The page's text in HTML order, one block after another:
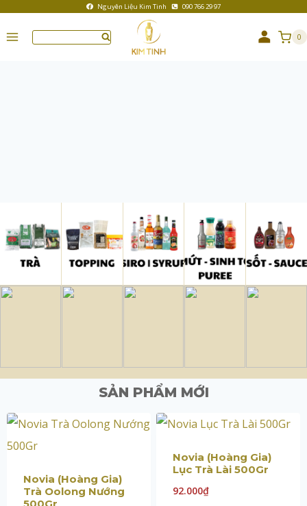
Nguyên Liệu Kim Tinh 090 766 29 97
0
SẢN PHẨM MỚI
Novia (Hoàng Gia)
Trà Oolong Nướng
Novia (Hoàng Gia)
Lục Trà Lài 500Gr
92.000₫